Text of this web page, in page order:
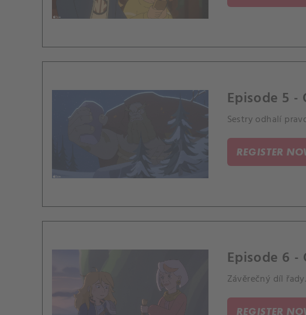
Episode 5 -
Sestry odhalí
REGISTER
Episode 6 -
Závěrečný díl
REGISTER